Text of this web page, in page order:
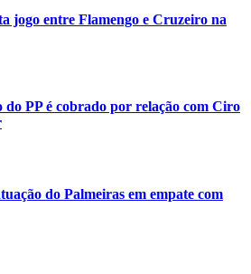
jogo entre Flamengo e Cruzeiro na
PP é cobrado por relação com Ciro
do Palmeiras em empate com